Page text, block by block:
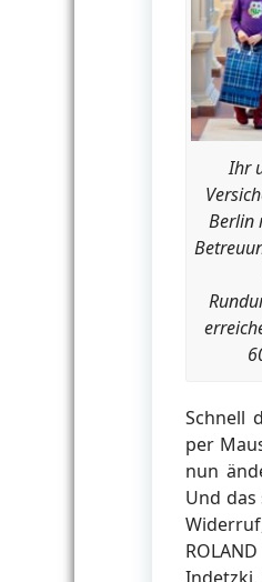
Ihr
Berlin
Schnell
per
nun
Und